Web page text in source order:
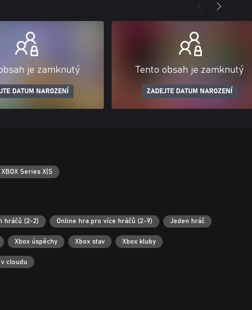
je zamknutý
DATUM NAROZENÍ
Tento obsah je zamknutý
ZADEJTE DATUM NAROZENÍ
XBOX Series X|S
hráčů (2-2) Online hra pro více hráčů (2-9) Jeden hráč
Xbox úspěchy Xbox stav Xbox kluby
cloudu